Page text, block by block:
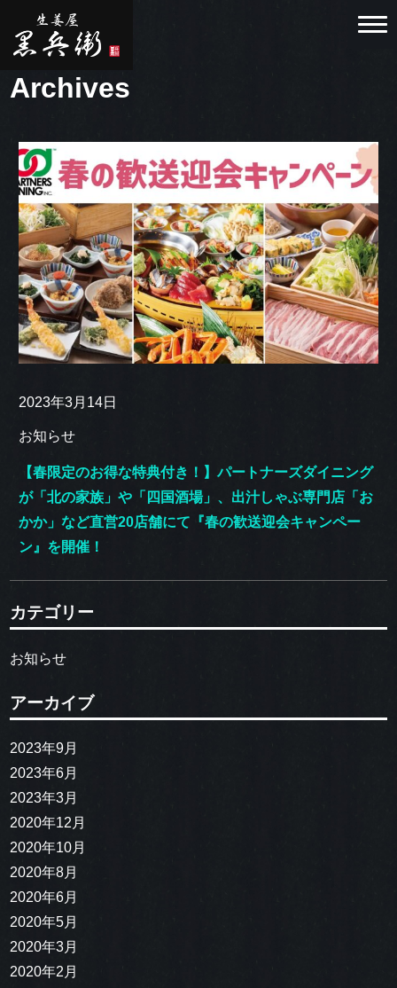
Archives
2023年3月14日
お知らせ
【春限定のお得な特典付き！】パートナーズダイニング
が「北の家族」や「四国酒場」、出汁しゃぶ専門店「お
かか」など直営20店舗にて『春の歓送迎会キャンペー
ン』を開催！
カテゴリー
お知らせ
アーカイブ
2023年9月
2023年6月
2023年3月
2020年12月
2020年10月
2020年8月
2020年6月
2020年5月
2020年3月
2020年2月